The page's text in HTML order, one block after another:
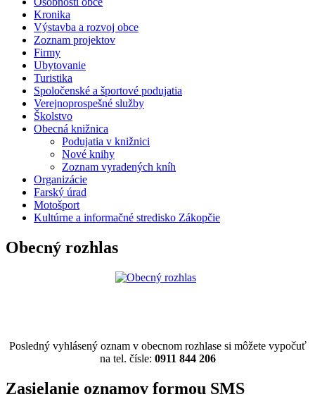
Kronika
Výstavba a rozvoj obce
Zoznam projektov
Firmy
Ubytovanie
Turistika
Spoločenské a športové podujatia
Verejnoprospešné služby
Školstvo
Obecná knižnica
Podujatia v knižnici
Nové knihy
Zoznam vyradených kníh
Organizácie
Farský úrad
Motošport
Kultúrne a informačné stredisko Zákopčie
Obecný rozhlas
Posledný vyhlásený oznam v obecnom rozhlase si môžete vypočuť
na tel. čísle: 0911 844 206
Zasielanie oznamov formou SMS